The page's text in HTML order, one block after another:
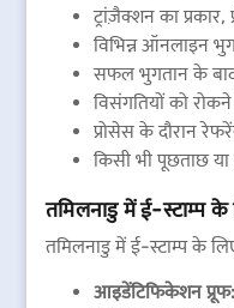
ट्रांज़ैक्शन का
विभिन्न ऑनलाइन
सफल भुगतान के बाद
विसंगतियों को
प्रोसेस के दौरान
किसी भी पूछताछ या
तमिलनाडु में ई-स्टाम्प
तमिलनाडु में ई-स्टाम्प के
आइडेंटिफिकेशन प्रूफ: